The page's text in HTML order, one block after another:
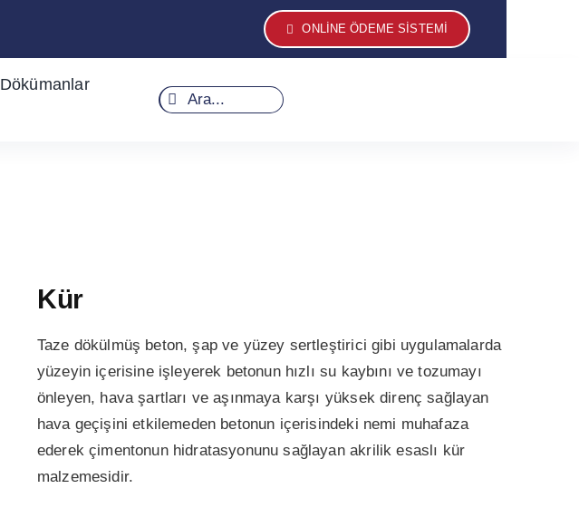
ONLINE ÖDEME SISTEMI
Dökümanlar
Search
Kür
Taze dökülmüş beton, şap ve yüzey sertleştirici gibi uygulamalarda
yüzeyin içerisine işleyerek betonun hızlı su kaybını ve tozumayı
önleyen, hava şartları ve aşınmaya karşı yüksek direnç sağlayan
hava geçişini etkilemeden betonun içerisindeki nemi muhafaza
ederek çimentonun hidratasyonunu sağlayan akrilik esaslı kür
malzemesidir.